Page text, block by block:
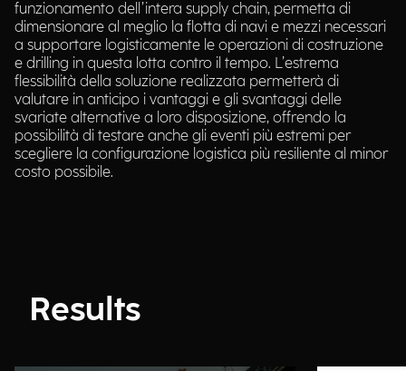
funzionamento dell’intera supply chain, permetta di
dimensionare al meglio la flotta di navi e mezzi necessari
a supportare logisticamente le operazioni di costruzione
e drilling in questa lotta contro il tempo. L’estrema
flessibilità della soluzione realizzata permetterà di
valutare in anticipo i vantaggi e gli svantaggi delle
svariate alternative a loro disposizione, offrendo la
possibilità di testare anche gli eventi più estremi per
scegliere la configurazione logistica più resiliente al minor
costo possibile.
Results